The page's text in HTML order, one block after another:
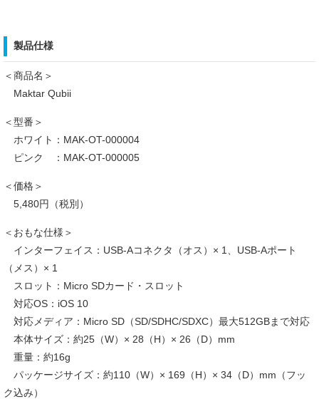
製品仕様
＜商品名＞
Maktar Qubii
＜型番＞
ホワイト：MAK-OT-000004
ピンク ：MAK-OT-000005
＜価格＞
5,480円（税別）
＜おもな仕様＞
インターフェイス：USB-Aコネクタ（オス）× 1、USB-Aポート
（メス）× 1
スロット：Micro SDカード・スロット
対応OS：iOS 10
対応メディア：Micro SD（SD/SDHC/SDXC）最大512GBまで対応
本体サイズ：約25（W）× 28（H）× 26（D）mm
重量：約16g
パッケージサイズ：約110（W）× 169（H）× 34（D）mm（フッ
ク込み）